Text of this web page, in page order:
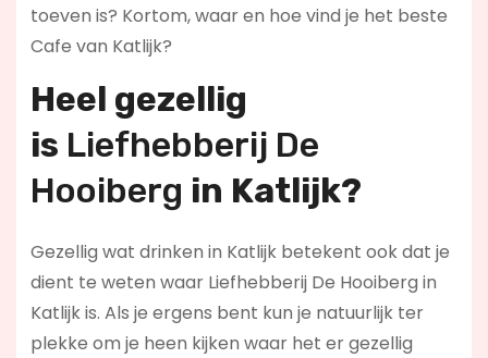
toeven is? Kortom, waar en hoe vind je het beste
Cafe van Katlijk?
Heel gezellig
is Liefhebberij De
Hooiberg in Katlijk?
Gezellig wat drinken in Katlijk betekent ook dat je
dient te weten waar Liefhebberij De Hooiberg in
Katlijk is. Als je ergens bent kun je natuurlijk ter
plekke om je heen kijken waar het er gezellig